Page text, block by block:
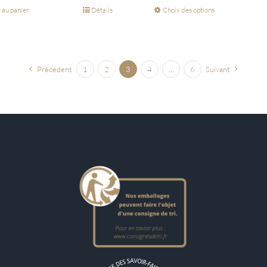
panier Détails Choix des options
Précédent 1 2 3 4 6 Suivant